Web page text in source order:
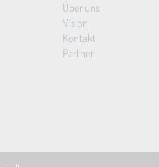
Über uns
Vision
Kontakt
Partner